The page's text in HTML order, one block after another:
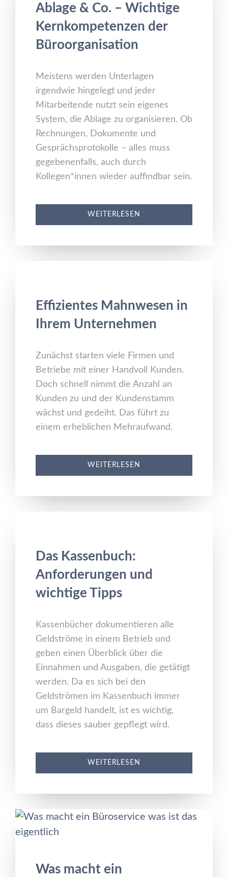
Ablage & Co. – Wichtige
Kernkompetenzen der
Büroorganisation
Meistens werden Unterlagen
irgendwie hingelegt und jeder
Mitarbeitende nutzt sein eigenes
System, die Ablage zu organisieren. Ob
Rechnungen, Dokumente und
Gesprächsprotokolle – alles muss
gegebenenfalls, auch durch
Kollegen*innen wieder auffindbar sein.
WEITERLESEN
Effizientes Mahnwesen in
Ihrem Unternehmen
Zunächst starten viele Firmen und
Betriebe mit einer Handvoll Kunden.
Doch schnell nimmt die Anzahl an
Kunden zu und der Kundenstamm
wächst und gedeiht. Das führt zu
einem erheblichen Mehraufwand.
WEITERLESEN
Das Kassenbuch:
Anforderungen und
wichtige Tipps
Kassenbücher dokumentieren alle
Geldströme in einem Betrieb und
geben einen Überblick über die
Einnahmen und Ausgaben, die getätigt
werden. Da es sich bei den
Geldströmen im Kassenbuch immer
um Bargeld handelt, ist es wichtig,
dass dieses sauber gepflegt wird.
WEITERLESEN
Was macht ein